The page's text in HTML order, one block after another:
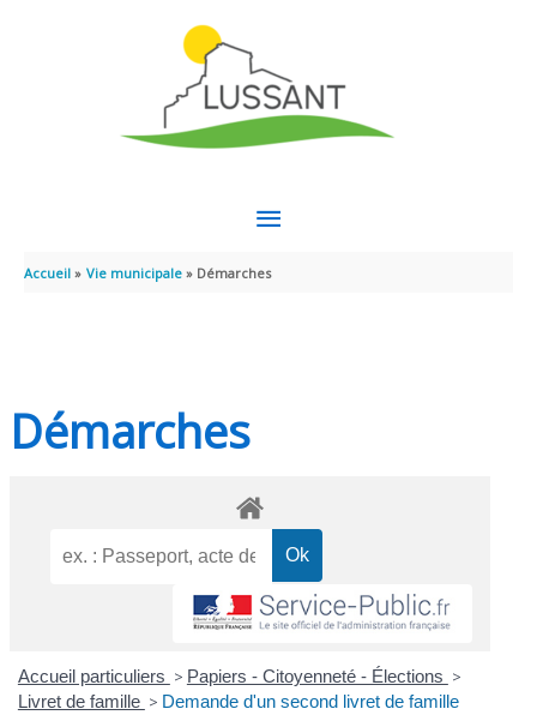
MENU
PRINCIPAL
Accueil Vie municipale Démarches
Démarches
Accueil particuliers > Papiers - Citoyenneté - Élections >
Livret de famille > Demande d'un second livret de famille